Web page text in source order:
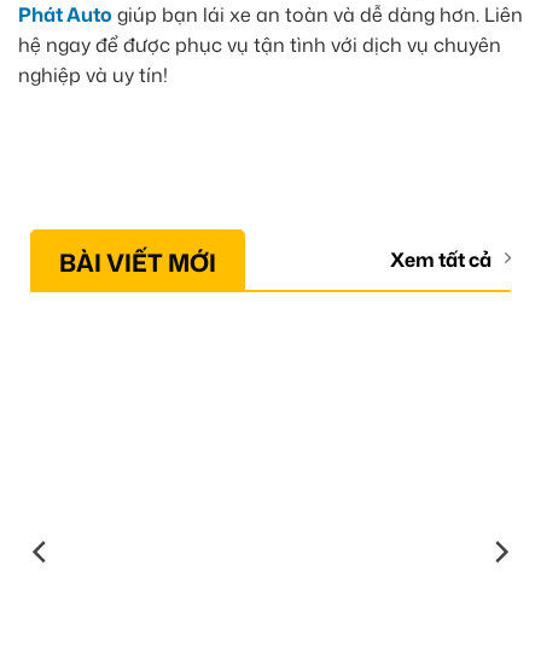
Phát Autogiúp bạn lái xe an toàn và dễ dàng hơn. Liên
hệ ngay để được phục vụ tận tình với dịch vụ chuyên
nghiệp và uy tín!
BÀI VIẾT MỚI Xem tất cả